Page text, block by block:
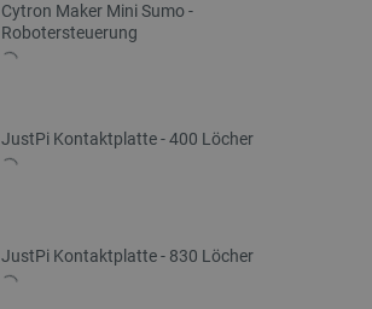
Cytron Maker Mini Sumo -
Robotersteuerung
JustPi Kontaktplatte - 400 Löcher
JustPi Kontaktplatte - 830 Löcher